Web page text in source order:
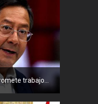
trabajo...